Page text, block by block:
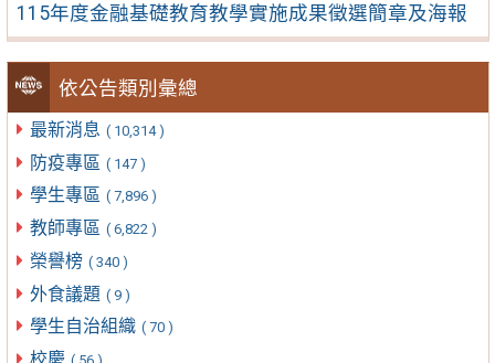
115年度金融基礎教育教學實施成果徵選簡章及海報
依公告類別彙總
最新消息 ( 10,314 )
防疫專區 ( 147 )
學生專區 ( 7,896 )
教師專區 ( 6,822 )
榮譽榜 ( 340 )
外食議題 ( 9 )
學生自治組織 ( 70 )